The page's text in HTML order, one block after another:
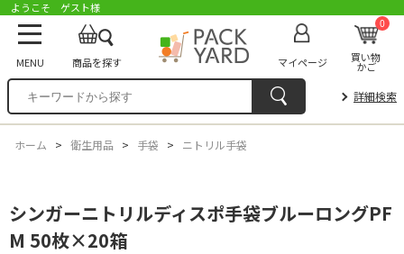
ようこそ ゲスト様
MENU 商品を探す マイページ
0
買い物
かご
詳細検索
ホーム > 衛生用品 > 手袋 > ニトリル手袋
シンガーニトリルディスポ手袋ブルーロングPF
M 50枚×20箱